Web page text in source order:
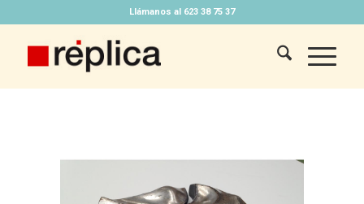
Llámanos al 623 38 75 37